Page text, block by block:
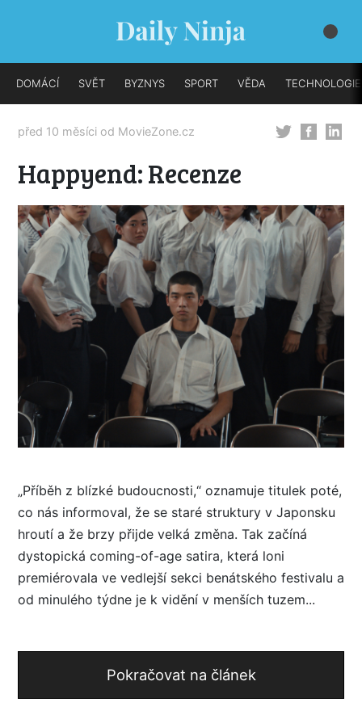
DOMÁCÍ SVĚT BYZNYS SPORT VĚDA TECHNOLOGIE
před 10 měsíci od MovieZone.cz
Happyend: Recenze
„Příběh z blízké budoucnosti,“ oznamuje titulek poté,
co nás informoval, že se staré struktury v Japonsku
hroutí a že brzy přijde velká změna. Tak začíná
dystopická coming-of-age satira, která loni
premiérovala ve vedlejší sekci benátského festivalu a
od minulého týdne je k vidění v menších tuzem...
Pokračovat na článek